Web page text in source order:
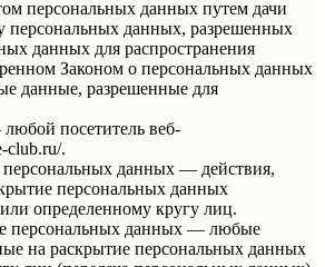
персональных данных путем дачи
персональных данных, разрешенных
данных для распространения
Законом о персональных данных
данные, разрешенные для
посетитель веб-
club.ru/.
персональных данных — действия,
персональных данных
определенному кругу лиц.
персональных данных — любые
на раскрытие персональных данных